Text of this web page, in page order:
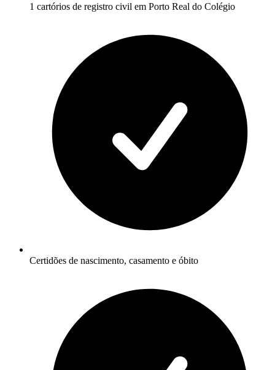
1 cartórios de registro civil em Porto Real do Colégio
Certidões de nascimento, casamento e óbito